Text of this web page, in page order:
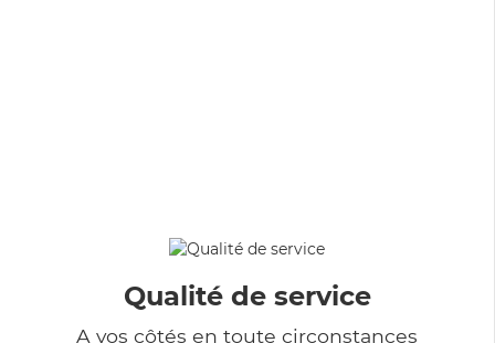
Qualité de service
A vos côtés en toute circonstances